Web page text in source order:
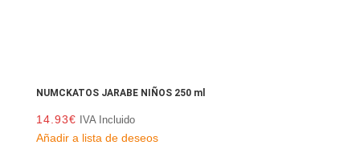
NUMCKATOS JARABE NIÑOS 250 ml
14.93€ IVA Incluido
Añadir a lista de deseos